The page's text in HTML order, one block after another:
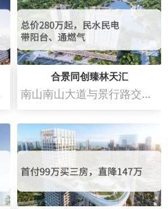
合景同创臻林天汇
南山南山大道与景行路交汇处西南侧